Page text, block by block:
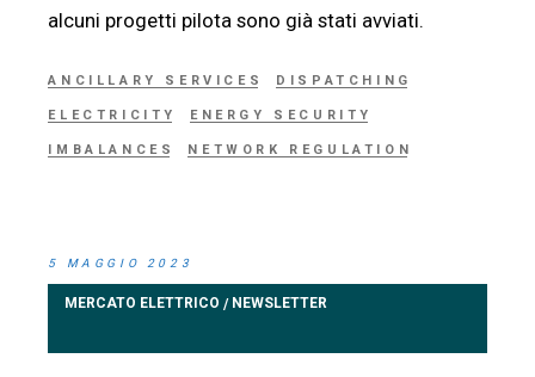
alcuni progetti pilota sono già stati avviati.
ANCILLARY SERVICES DISPATCHING
ELECTRICITY ENERGY SECURITY
IMBALANCES NETWORK REGULATION
5 MAGGIO 2023
MERCATO ELETTRICO / NEWSLETTER